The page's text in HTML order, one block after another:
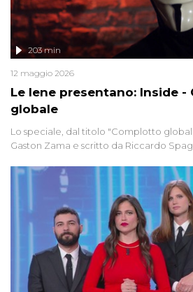
Le Iene presentano: Inside
globale
203 min
12 maggio 2026
Lo speciale, dal titolo "Complotto
Gaston Zama e scritto da Riccardo
racconta l'universo delle narrazioni
globali e del complottismo che negli
social network, talk show, piazze digitali